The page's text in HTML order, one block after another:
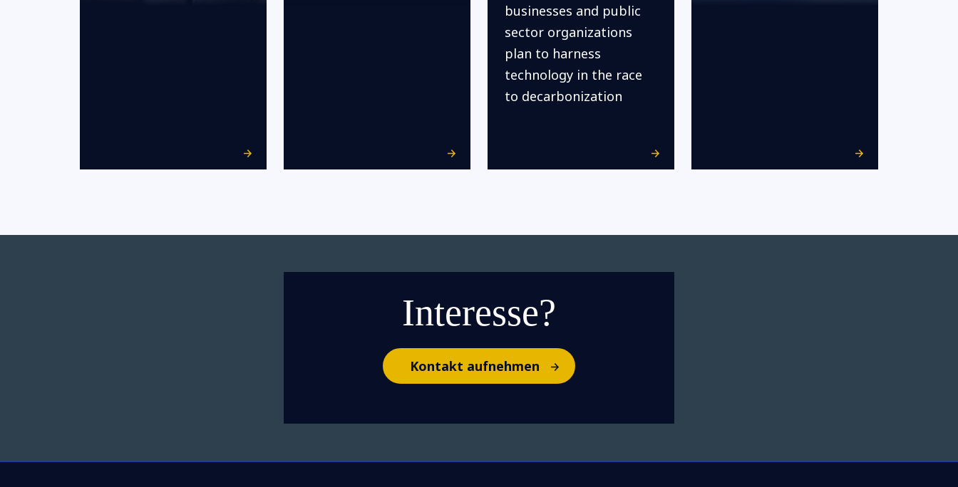
businesses and public
sector organizations
plan to harness
technology in the race
to decarbonization
Interesse?
Kontakt aufnehmen